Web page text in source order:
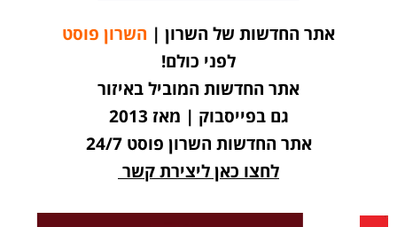
אתר החדשות של השרון | השרון פוסט
לפני כולם!
אתר החדשות המוביל באיזור
גם בפייסבוק | מאז 2013
אתר החדשות השרון פוסט 24/7
לחצו כאן ליצירת קשר